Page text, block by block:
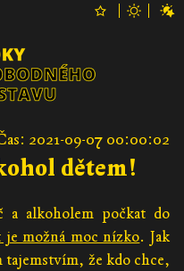
2021-09-07 00:00:02
dětem!
alkoholem počkat do
je možná moc nízko. Jak
tajemstvím, že kdo chce,